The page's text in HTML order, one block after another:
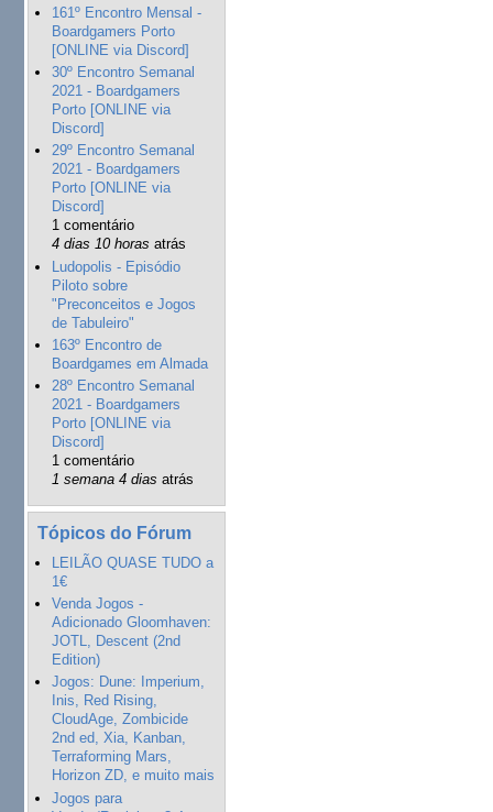
161º Encontro Mensal -
Boardgamers Porto
[ONLINE via Discord]
30º Encontro Semanal
2021 - Boardgamers
Porto [ONLINE via
Discord]
29º Encontro Semanal
2021 - Boardgamers
Porto [ONLINE via
Discord]
1 comentário
4 dias 10 horas atrás
Ludopolis - Episódio
Piloto sobre
"Preconceitos e Jogos
de Tabuleiro"
163º Encontro de
Boardgames em Almada
28º Encontro Semanal
2021 - Boardgamers
Porto [ONLINE via
Discord]
1 comentário
1 semana 4 dias atrás
Tópicos do Fórum
LEILÃO QUASE TUDO a
1€
Venda Jogos -
Adicionado Gloomhaven:
JOTL, Descent (2nd
Edition)
Jogos: Dune: Imperium,
Inis, Red Rising,
CloudAge, Zombicide
2nd ed, Xia, Kanban,
Terraforming Mars,
Horizon ZD, e muito mais
Jogos para